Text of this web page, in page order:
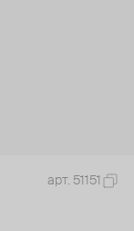
арт. 51151